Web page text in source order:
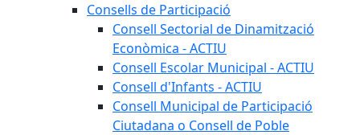
Consells de Participació
Consell Sectorial de Dinamització
Econòmica - ACTIU
Consell Escolar Municipal - ACTIU
Consell d'Infants - ACTIU
Consell Municipal de Participació
Ciutadana o Consell de Poble